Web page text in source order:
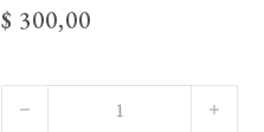
$ 300,00
Cludio Vega - Al Jardín